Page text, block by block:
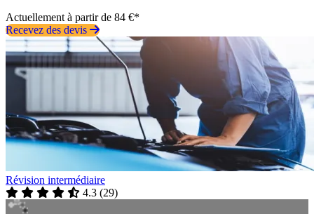
Actuellement à partir de 84 €*
Recevez des devis
Révision intermédiaire
4.3 (29)